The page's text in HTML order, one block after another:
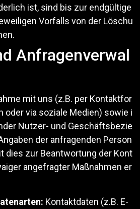
ist, sind bis zur endgültige
Vorfalls von der Löschu
Anfragenverwal
mit uns (z.B. per Kontaktfor
oder via soziale Medien) sowie i
Nutzer- und Geschäftsbezie
der anfragenden Person
dies zur Beantwortung der Kont
angefragter Maßnahmen er
Kontaktdaten (z.B. E-